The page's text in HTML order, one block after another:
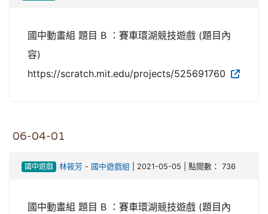
國中動畫組 題目 B ：賽車環湖競技遊戲 (題目內
容)
https://scratch.mit.edu/projects/525691760
06-04-01
國中遊戲 林筱芳 - 國中遊戲組 | 2021-05-05 | 點閱數： 736
國中動畫組 題目 B ：賽車環湖競技遊戲 (題目內